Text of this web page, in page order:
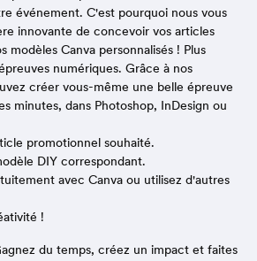
événement. C'est pourquoi nous vous
innovante de concevoir vos articles
modèles Canva personnalisés ! Plus
numériques. Grâce à nos
créer vous-même une belle épreuve
minutes, dans Photoshop, InDesign ou
promotionnel souhaité.
DIY correspondant.
avec Canva ou utilisez d'autres
!
du temps, créez un impact et faites